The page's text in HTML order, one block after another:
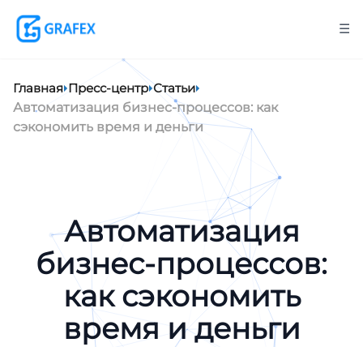
☰
Главная Пресс-центр Статьи
Автоматизация бизнес-процессов: как
сэкономить время и деньги
Автоматизация
бизнес-процессов:
как сэкономить
время и деньги